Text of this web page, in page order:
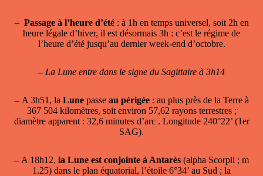
– Passage à l’heure d’été: à 1h en temps universel, soit 2h en
heure légale d’hiver, il est désormais 3h : c’est le régime de
l’heure d’été jusqu’au dernier week-end d’octobre.
– La Lune entre dans le signe du Sagittaire à 3h14
–A 3h51, la Lunepasse au périgée: au plus près de la Terre à
367 504 kilomètres, soit environ 57,62 rayons terrestres ;
diamètre apparent : 32,6 minutes d’arc . Longitude 240°22’ (1er
SAG).
–A 18h12, la Lune est conjointe à Antarès (alpha Scorpii ; m
1.25) dans le plan équatorial, l’étoile 6°34’ au Sud ; la